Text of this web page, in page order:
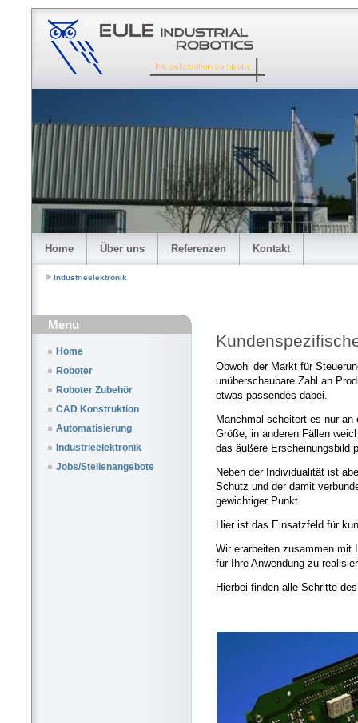
Home Über uns Referenzen Kontakt
Industrieelektronik
Menu
Home
Roboter
Roboter Zubehör
CAD Konstruktion
Automatisierung
Industrieelektronik
Jobs/Stellenangebote
Obwohl der Markt für
unüberschaubare Zahl an
etwas passendes dabei.
Manchmal scheitert es nur
Größe, in anderen Fällen
das äußere Erscheinungsbild
Neben der Individualität ist
Schutz und der damit
gewichtiger Punkt.
Hier ist das Einsatzfeld für
Wir erarbeiten zusammen mit
für Ihre Anwendung zu
Hierbei finden alle Schritte